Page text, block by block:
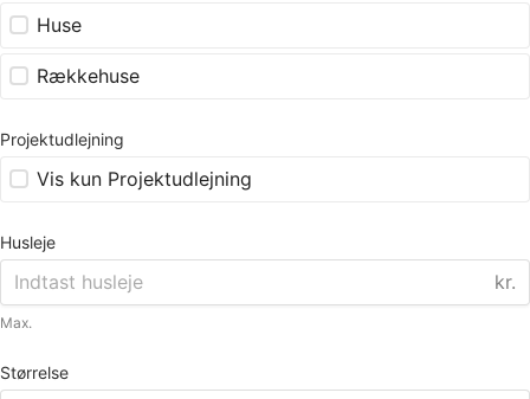
Huse
Rækkehuse
Projektudlejning
Vis kun Projektudlejning
Husleje
kr.
Max.
Størrelse